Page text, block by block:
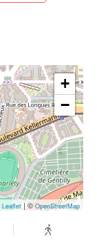
+
−
Leaflet| ©OpenStreetMap